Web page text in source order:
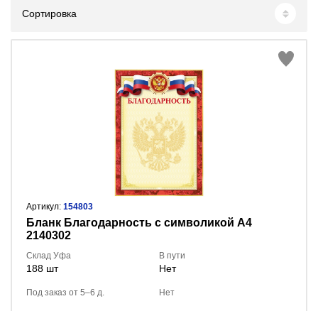
Сортировка
Артикул: 154803
Бланк Благодарность с символикой А4
2140302
Склад Уфа
188 шт
В пути
Нет
Под заказ от 5–6 д. Нет